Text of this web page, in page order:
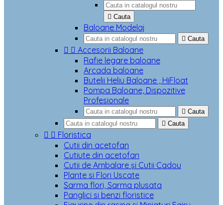
 Cauta
Baloane Modelaj
 Cauta
  Accesorii Baloane
Rafie legare baloane
Arcada baloane
Butelii Heliu Baloane , HiFloat
Pompa Baloane, Dispozitive
Profesionale
 Cauta
 Cauta
  Floristica
Cutii din acetofan
Cutiute din acetofan
Cutii de Ambalare și Cutii Cadou
Plante si Flori Uscate
Sarma flori, Sarma plusata
Panglici si benzi floristice